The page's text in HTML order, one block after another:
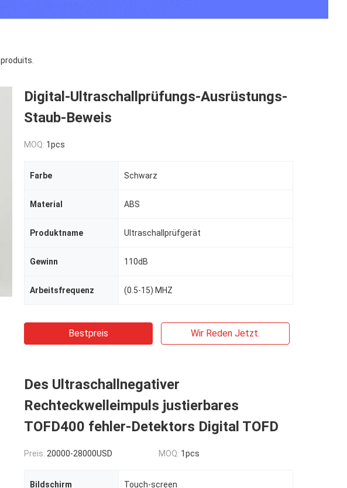
produits.
Digital-Ultraschallprüfungs-Ausrüstungs-
Staub-Beweis
MOQ: 1pcs
Farbe Schwarz
Material ABS
Produktname Ultraschallprüfgerät
Gewinn 110dB
Arbeitsfrequenz (0.5-15) MHZ
Bestpreis Wir Reden Jetzt.
Des Ultraschallnegativer
Rechteckwelleimpuls justierbares
TOFD400 fehler-Detektors Digital TOFD
Preis: 20000-28000USD MOQ: 1pcs
Bildschirm Touch-screen